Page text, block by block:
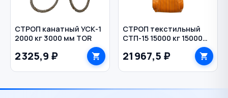
СТРОП канатный УСК-1
2000 кг 3000 мм TOR
2 325,9 ₽
СТРОП текстильный
СТП-15 15000 кг 15000
21 967,5 ₽